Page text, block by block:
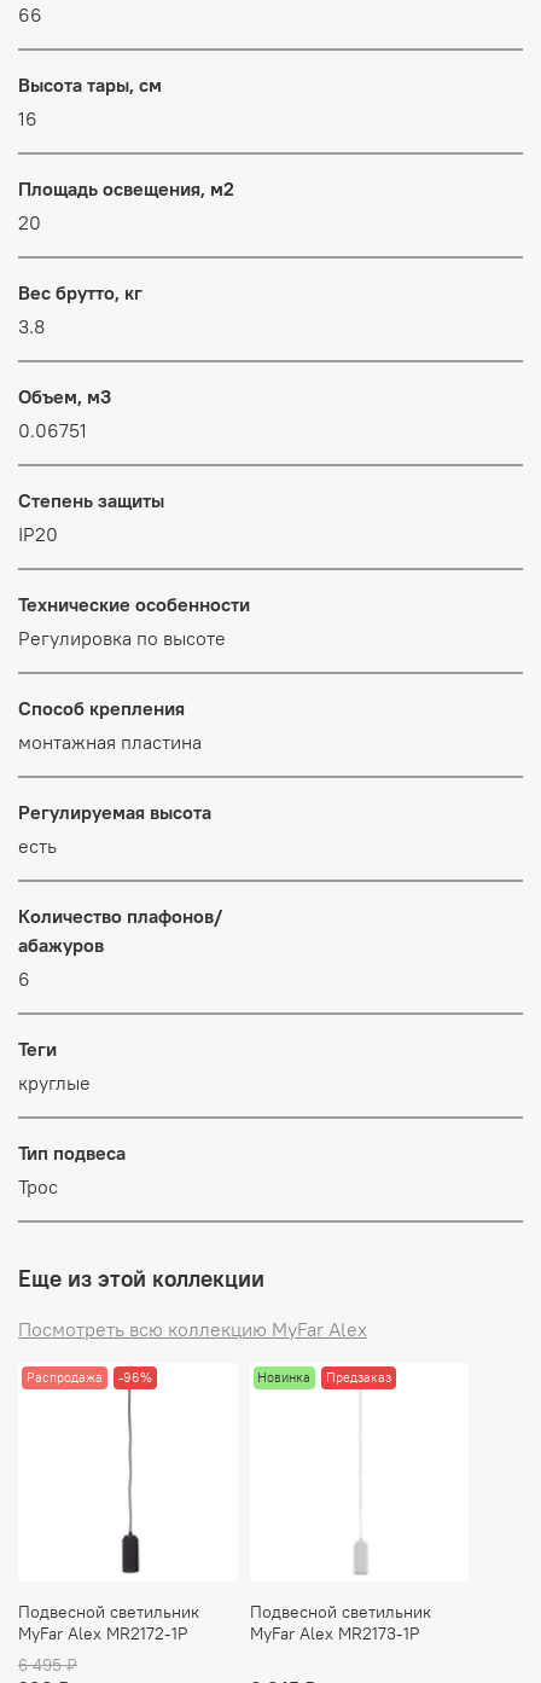
66
Высота тары, см
16
Площадь освещения, м2
20
Вес брутто, кг
3.8
Объем, м3
0.06751
Степень защиты
IP20
Технические особенности
Регулировка по высоте
Способ крепления
монтажная пластина
Регулируемая высота
есть
Количество плафонов/
абажуров
6
Теги
круглые
Тип подвеса
Трос
Еще из этой коллекции
Посмотреть всю коллекцию MyFar Alex
Распродажа -96%
Подвесной светильник
MyFar Alex MR2172-1P
6 495 ₽
Новинка Предзаказ
Подвесной светильник
MyFar Alex MR2173-1P